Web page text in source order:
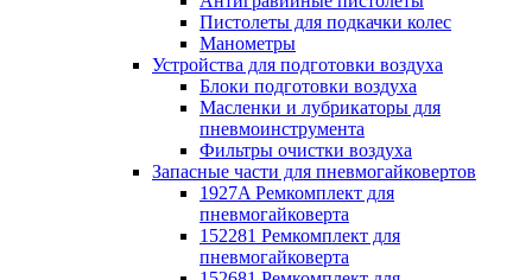
Пистолеты для подкачки колес
Манометры
Устройства для подготовки воздуха
Блоки подготовки воздуха
Масленки и лубрикаторы для
пневмоинструмента
Фильтры очистки воздуха
Запасные части для пневмогайковертов
1927A Ремкомплект для
пневмогайковерта
152281 Ремкомплект для
пневмогайковерта